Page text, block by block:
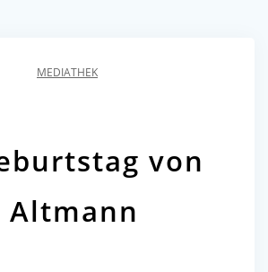
MEDIATHEK
von
Altmann